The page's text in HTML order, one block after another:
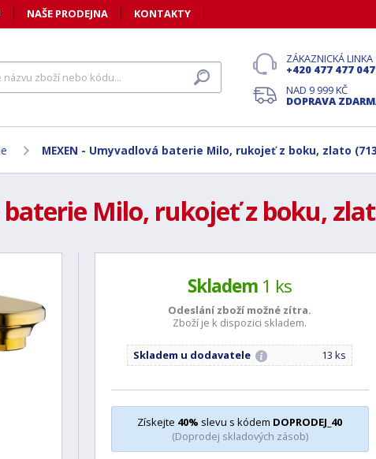
NAŠE PRODEJNA KONTAKTY
ZÁKAZNICKÁ LINKA
+420 477 477 047
NAD 9 999 KČ
DOPRAVA
MEXEN - Umyvadlová baterie Milo, rukojeť z boku, zlato
Milo, rukojeť z boku,
Skladem 1 ks
Odeslání zboží možné zítra.
Zboží je k dispozici skladem.
Skladem u dodavatele 13 ks
Získejte 40% slevu s kódem DOPRODEJ_40
(Doprodej skladových zásob)